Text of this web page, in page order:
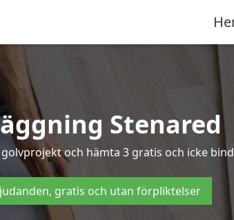
Stenared
och hämta 3 gratis och icke
gratis och utan förpliktelser